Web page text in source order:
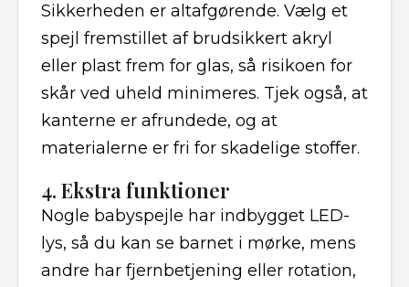
Sikkerheden er altafgørende. Vælg et
spejl fremstillet af brudsikkert akryl
eller plast frem for glas, så risikoen for
skår ved uheld minimeres. Tjek også, at
kanterne er afrundede, og at
materialerne er fri for skadelige stoffer.
4. Ekstra funktioner
Nogle babyspejle har indbygget LED-
lys, så du kan se barnet i mørke, mens
andre har fjernbetjening eller rotation,